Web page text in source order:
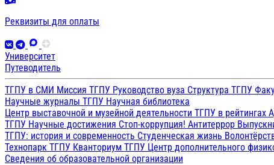
Реквизиты для оплаты
Университет
Путеводитель
ТГПУ в СМИ Миссия ТГПУ Руководство вуза Структура ТГПУ
Научные журналы ТГПУ Научная библиотека
Центр выставочной и музейной деятельности ТГПУ в рейтингах
ТГПУ Научные достижения Стоп-коррупция! Антитеррор
ТГПУ: история и современность Студенческая жизнь
Технопарк ТГПУ Кванториум ТГПУ Центр дополнительного
Сведения об образовательной организации